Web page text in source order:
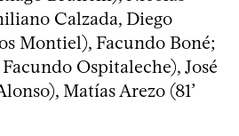
Calzada, Diego
Montiel), Facundo Boné;
Ospitaleche), José
Matías Arezo (81’